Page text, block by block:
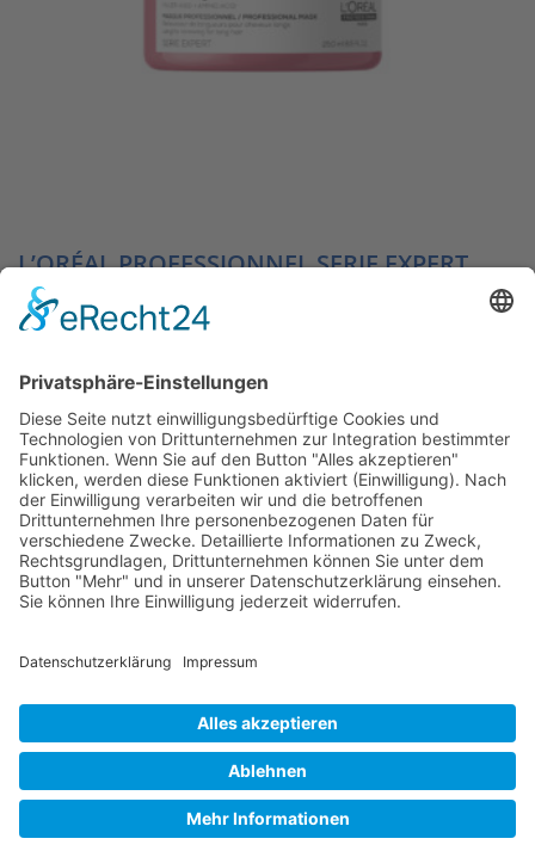
L’ORÉAL PROFESSIONNEL SERIE EXPERT
PRO LONGER MASKE
22,45€
MEHR LADEN
KONTAKT
IMPRESSUM
DATENSCHUTZ
AGB
© STICK FRISÖR 2025
0